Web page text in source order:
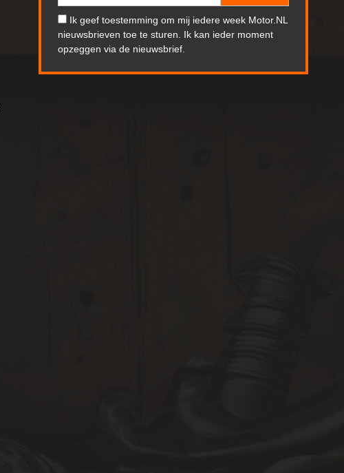
Ik geef toestemming om mij iedere week Motor.NL
nieuwsbrieven toe te sturen. Ik kan ieder moment
opzeggen via de nieuwsbrief.